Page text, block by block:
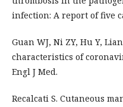
infection: A report of five
Guan WJ, Ni ZY, Hu Y,
characteristics of
Engl J Med.
Recalcati S. Cutaneous